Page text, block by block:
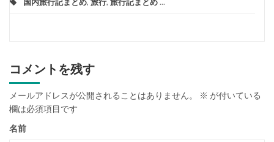
コメントを残す
メールアドレスが公開されることはありません。 ※ が付いている
欄は必須項目です
名前